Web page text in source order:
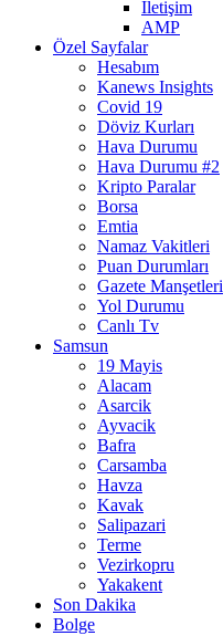
İletişim
AMP
Özel Sayfalar
Hesabım
Kanews Insights
Covid 19
Döviz Kurları
Hava Durumu
Hava Durumu #2
Kripto Paralar
Borsa
Emtia
Namaz Vakitleri
Puan Durumları
Gazete Manşetleri
Yol Durumu
Canlı Tv
Samsun
19 Mayis
Alacam
Asarcik
Ayvacik
Bafra
Carsamba
Havza
Kavak
Salipazari
Terme
Vezirkopru
Yakakent
Son Dakika
Bolge